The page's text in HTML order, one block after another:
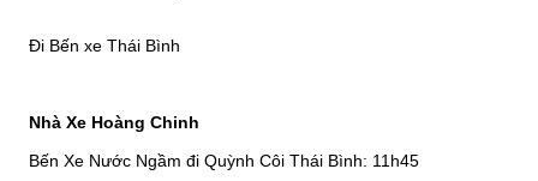
Đi Bến xe Thái Bình
Nhà Xe Hoàng Chinh
Bến Xe Nước Ngầm đi Quỳnh Côi Thái Bình: 11h45